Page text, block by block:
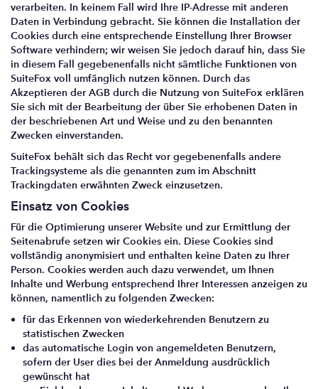
verarbeiten. In keinem Fall wird Ihre IP-Adresse mit anderen
Daten in Verbindung gebracht. Sie können die Installation der
Cookies durch eine entsprechende Einstellung Ihrer Browser
Software verhindern; wir weisen Sie jedoch darauf hin, dass Sie
in diesem Fall gegebenenfalls nicht sämtliche Funktionen von
SuiteFox voll umfänglich nutzen können. Durch das
Akzeptieren der AGB durch die Nutzung von SuiteFox erklären
Sie sich mit der Bearbeitung der über Sie erhobenen Daten in
der beschriebenen Art und Weise und zu den benannten
Zwecken einverstanden.
SuiteFox behält sich das Recht vor gegebenenfalls andere
Trackingsysteme als die genannten zum im Abschnitt
Trackingdaten erwähnten Zweck einzusetzen.
Einsatz von Cookies
Für die Optimierung unserer Website und zur Ermittlung der
Seitenabrufe setzen wir Cookies ein. Diese Cookies sind
vollständig anonymisiert und enthalten keine Daten zu Ihrer
Person. Cookies werden auch dazu verwendet, um Ihnen
Inhalte und Werbung entsprechend Ihrer Interessen anzeigen zu
können, namentlich zu folgenden Zwecken:
für das Erkennen von wiederkehrenden Benutzern zu
statistischen Zwecken
das automatische Login von angemeldeten Benutzern,
sofern der User dies bei der Anmeldung ausdrücklich
gewünscht hat